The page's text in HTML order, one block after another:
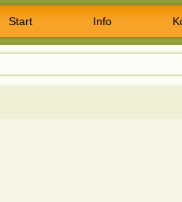
Start Info